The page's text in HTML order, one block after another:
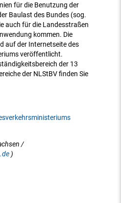
für die Benutzung der
Baulast des Bundes (sog.
auch für die Landesstraßen
kommen. Die
auf der Internetseite des
veröffentlicht.
der 13
der NLStBV finden Sie
/
)